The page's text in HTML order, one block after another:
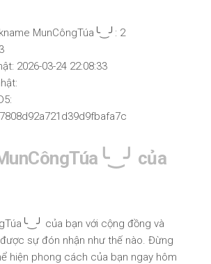
MunCôngTúa╰‿╯: 2
2026-03-24 22:08:33
của
của bạn với cộng đồng và
sự đón nhận như thế nào. Đừng
hiện phong cách của bạn ngay hôm